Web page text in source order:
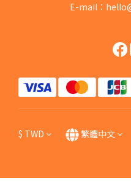
E-mail：
$ TWD 繁體中文